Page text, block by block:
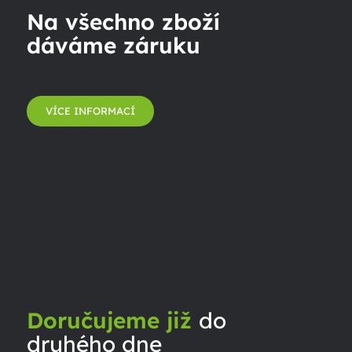
Na všechno zboží
dáváme záruku
VÍCE INFORMACÍ
Doručujeme již do
druhého dne